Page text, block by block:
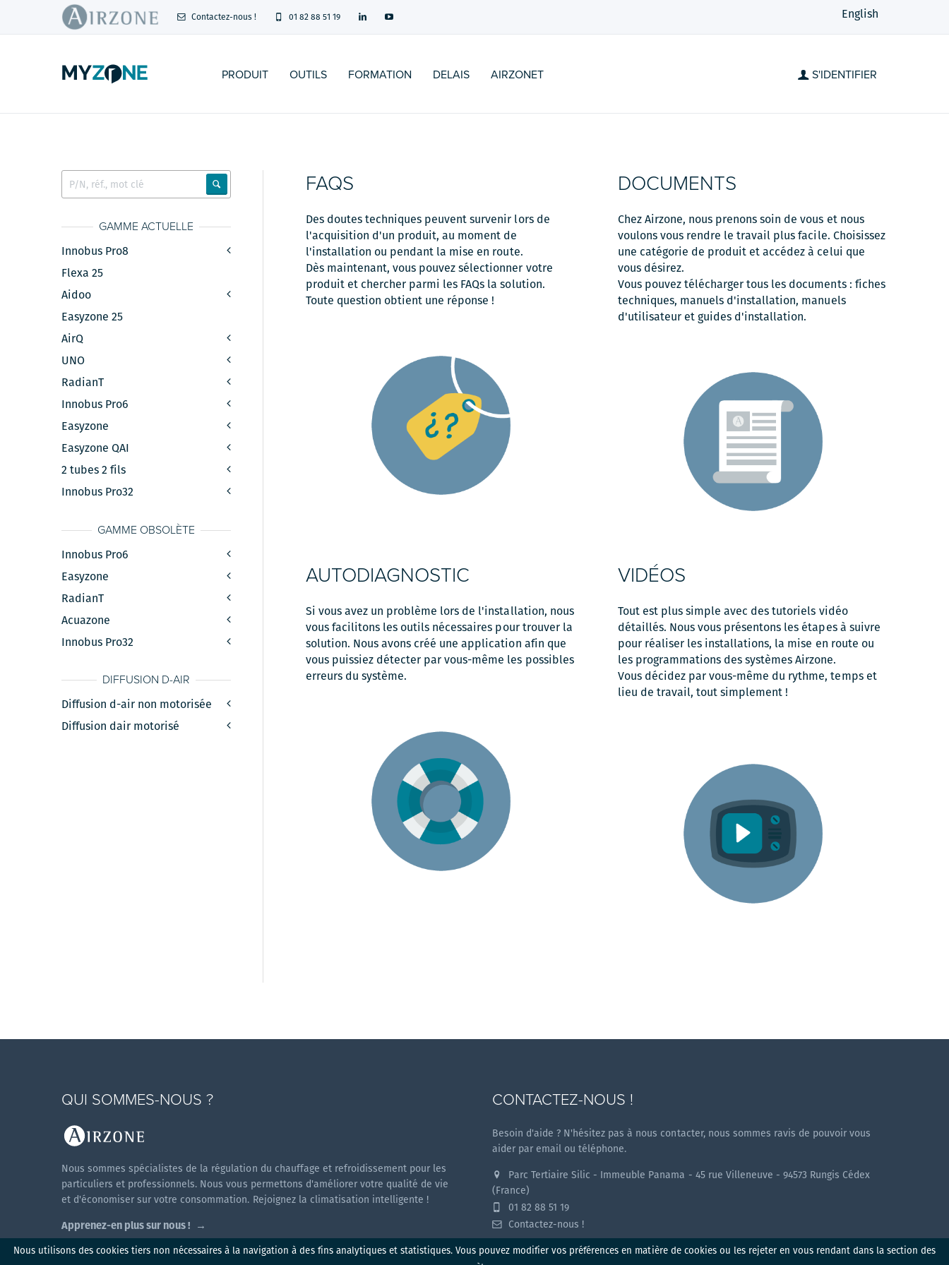
Nous utilisons des cookies tiers non nécessaires à la navigation à des fins analytiques et statistiques. Vous pouvez modifier vos préférences en matière de cookies ou les rejeter en vous rendant dans la section des
Contactez-nous ! 01 82 88 51 19 English
PRODUIT OUTILS FORMATION DELAIS AIRZONET S'IDENTIFIER
GAMME ACTUELLE
Innobus Pro8
Flexa 25
Aidoo
Easyzone 25
AirQ
UNO
RadianT
Innobus Pro6
Easyzone
Easyzone QAI
2 tubes 2 fils
Innobus Pro32
GAMME OBSOLÈTE
Innobus Pro6
Easyzone
RadianT
Acuazone
Innobus Pro32
DIFFUSION D-AIR
Diffusion d-air non motorisée
Diffusion dair motorisé
FAQS
Des doutes techniques peuvent survenir lors de
l'acquisition d'un produit, au moment de
l'installation ou pendant la mise en route.
Dès maintenant, vous pouvez sélectionner votre
produit et chercher parmi les FAQs la solution.
Toute question obtient une réponse !
DOCUMENTS
Chez Airzone, nous prenons soin de vous et nous
voulons vous rendre le travail plus facile. Choisissez
une catégorie de produit et accédez à celui que
vous désirez.
Vous pouvez télécharger tous les documents : fiches
techniques, manuels d'installation, manuels
d'utilisateur et guides d'installation.
AUTODIAGNOSTIC
Si vous avez un problème lors de l'installation, nous
vous facilitons les outils nécessaires pour trouver la
solution. Nous avons créé une application afin que
vous puissiez détecter par vous-même les possibles
erreurs du système.
VIDÉOS
Tout est plus simple avec des tutoriels vidéo
détaillés. Nous vous présentons les étapes à suivre
pour réaliser les installations, la mise en route ou
les programmations des systèmes Airzone.
Vous décidez par vous-même du rythme, temps et
lieu de travail, tout simplement !
QUI SOMMES-NOUS ?
Nous sommes spécialistes de la régulation du chauffage et refroidissement pour les
particuliers et professionnels. Nous vous permettons d'améliorer votre qualité de vie
et d'économiser sur votre consommation. Rejoignez la climatisation intelligente !
Apprenez-en plus sur nous !
CONTACTEZ-NOUS !
Besoin d'aide ? N'hésitez pas à nous contacter, nous sommes ravis de pouvoir vous
aider par email ou téléphone.
Parc Tertiaire Silic - Immeuble Panama - 45 rue Villeneuve - 94573 Rungis Cédex
(France)
01 82 88 51 19
Contactez-nous !